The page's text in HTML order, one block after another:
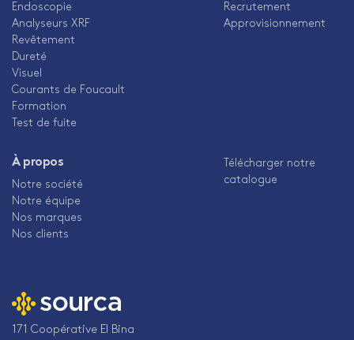
Endoscopie
Analyseurs XRF
Revêtement
Dureté
Visuel
Courants de Foucault
Formation
Test de fuite
Recrutement
Approvisionnement
À propos
Notre société
Notre équipe
Nos marques
Nos clients
Télécharger notre
catalogue
171 Coopérative El Bina